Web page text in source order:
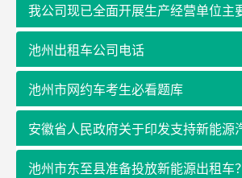
池州出租车公司电话
池州市网约车考生必看题库
池州市东至县准备投放新能源出租车？